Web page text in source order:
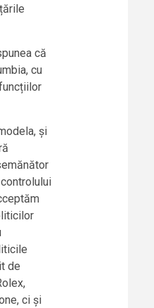
că
cu
și
de
ci și